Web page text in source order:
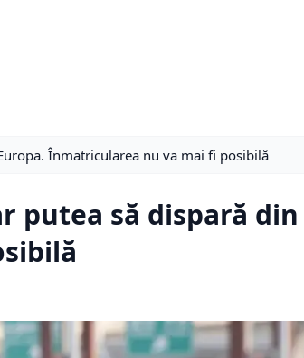
Înmatricularea nu va mai fi posibilă
putea să dispară din